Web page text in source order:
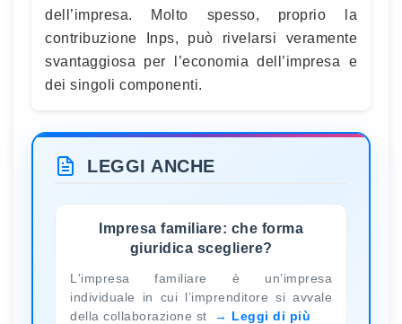
dell’impresa. Molto spesso, proprio la
contribuzione Inps, può rivelarsi veramente
svantaggiosa per l’economia dell’impresa e
dei singoli componenti.
LEGGI ANCHE
Impresa familiare: che forma
giuridica scegliere?
L'impresa familiare è un’impresa
individuale in cui l’imprenditore si avvale
della collaborazione st
Leggi di più